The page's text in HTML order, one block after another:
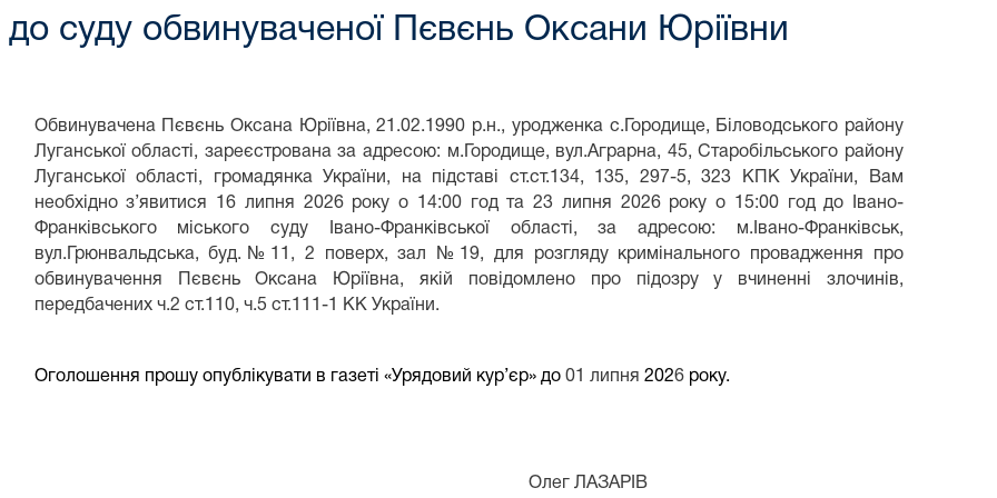
суду обвинуваченої Пєвєнь Оксани Юріївни
Обвинувачена Пєвєнь Оксана Юріївна, 21.02.1990 р.н., уродженка с.Городище, Біловодського району
Луганської області, зареєстрована за адресою: м.Городище, вул.Аграрна, 45, Старобільського району
Луганської області, громадянка України, на підставі ст.ст.134, 135, 297-5, 323 КПК України, Вам
необхідно з’явитися 16 липня 2026 року о 14:00 год та 23 липня 2026 року о 15:00 год до Івано-
Франківського міського суду Івано-Франківської області, за адресою: м.Івано-Франківськ,
вул.Грюнвальдська, буд.№11, 2 поверх, зал №19, для розгляду кримінального провадження про
обвинувачення Пєвєнь Оксана Юріївна, якій повідомлено про підозру у вчиненні злочинів,
передбачених ч.2 ст.110, ч.5 ст.111-1 КК України.
Оголошення прошу опублікувати в газеті «Урядовий кур’єр» до 01 липня 2026року.
ЛАЗАРІВ